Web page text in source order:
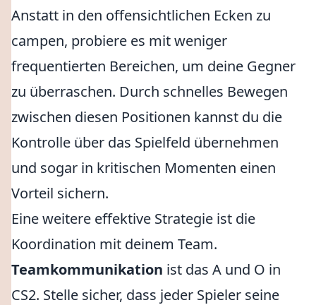
Anstatt in den offensichtlichen Ecken zu
campen, probiere es mit weniger
frequentierten Bereichen, um deine Gegner
zu überraschen. Durch schnelles Bewegen
zwischen diesen Positionen kannst du die
Kontrolle über das Spielfeld übernehmen
und sogar in kritischen Momenten einen
Vorteil sichern.
Eine weitere effektive Strategie ist die
Koordination mit deinem Team.
Teamkommunikation ist das A und O in
CS2. Stelle sicher, dass jeder Spieler seine